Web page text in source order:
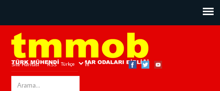
Site Haritası RSS Bize Ulaşın